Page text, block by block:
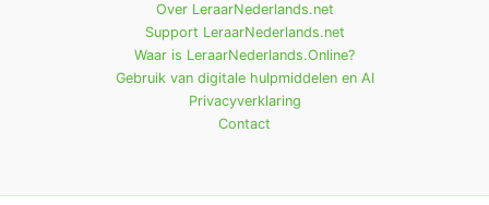
Over LeraarNederlands.net
Support LeraarNederlands.net
Waar is LeraarNederlands.Online?
Gebruik van digitale hulpmiddelen en AI
Privacyverklaring
Contact